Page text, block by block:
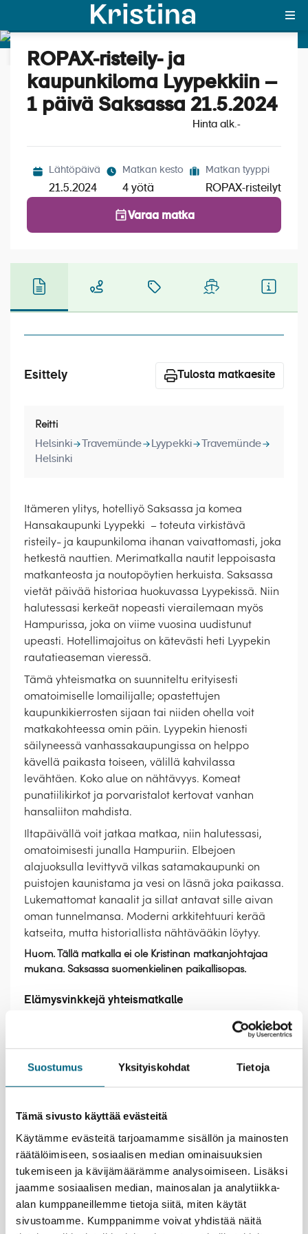
Suostumus Yksityiskohdat Tietoja
Tämä sivusto käyttää evästeitä
Käytämme evästeitä tarjoamamme sisällön ja mainosten
räätälöimiseen, sosiaalisen median ominaisuuksien
tukemiseen ja kävijämäärämme analysoimiseen. Lisäksi
jaamme sosiaalisen median, mainosalan ja analytiikka-
alan kumppaneillemme tietoja siitä, miten käytät
sivustoamme. Kumppanimme voivat yhdistää näitä
MAJAKKA-portaali
Yksin matkalle?
Suosikit
OTA YHTEYTTÄ
Matkakalenteri
Laivat
Meistä
Katso kuvat (5)
ROPAX-risteily- ja
kaupunkiloma Lyypekkiin –
1 päivä Saksassa 21.5.2024
Hinta alk.-
Lähtöpäivä
21.5.2024
Matkan kesto
4 yötä
Matkan tyyppi
ROPAX-risteilyt
Varaa matka
Esittely Tulosta matkaesite
Reitti
Helsinki Travemünde Lyypekki
Travemünde
Helsinki
Itämeren ylitys, hotelliyö Saksassa ja komea
Hansakaupunki Lyypekki – toteuta virkistävä
risteily- ja kaupunkiloma ihanan vaivattomasti, joka
hetkestä nauttien. Merimatkalla nautit leppoisasta
matkanteosta ja noutopöytien herkuista. Saksassa
vietät päivää historiaa huokuvassa Lyypekissä. Niin
halutessasi kerkeät nopeasti vierailemaan myös
Hampurissa, joka on viime vuosina uudistunut
upeasti. Hotellimajoitus on kätevästi heti Lyypekin
rautatieaseman vieressä.
Tämä yhteismatka on suunniteltu erityisesti
omatoimiselle lomailijalle; opastettujen
kaupunkikierrosten sijaan tai niiden ohella voit
matkakohteessa omin päin. Lyypekin hienosti
säilyneessä vanhassakaupungissa on helppo
kävellä paikasta toiseen, välillä kahvilassa
levähtäen. Koko alue on nähtävyys. Komeat
punatiilikirkot ja porvaristalot kertovat vanhan
hansaliiton mahdista.
Iltapäivällä voit jatkaa matkaa, niin halutessasi,
omatoimisesti junalla Hampuriin. Elbejoen
alajuoksulla levittyvä vilkas satamakaupunki on
puistojen kaunistama ja vesi on läsnä joka paikassa.
Lukemattomat kanaalit ja sillat antavat sille aivan
oman tunnelmansa. Moderni arkkitehtuuri kerää
katseita, mutta historiallista nähtävääkin löytyy.
Huom. Tällä matkalla ei ole Kristinan matkanjohtajaa
mukana. Saksassa suomenkielinen paikallisopas.
Elämysvinkkejä yhteismatkalle
Nauti laivalla olosta; Merimaisemien äärellä kiireen
tunne kaikkoaa.
Lyypekin erikoisuus on marsipaani, jota on
valmistettu kaupungissa jo vuosisatojen ajan.
Piipahda tuliaisostoksille Niedereggerin kuuluisaan
herkullisia leivoksia. Kahvilan yläkerrassa toimii
ilmainen marsipaanimuseo.
Kävele Lyypekin viehättävillä mukulakivikaduilla ja
ihaile hyvin säilyneitä keskiaikaisia rakennuksia.
Vanhakaupunki on UNESCO:n
maailmanperintökohde, ja sen kapeilla kaduilla on
paljon nähtävää, kuten viehättäviä pieniä kauppoja,
kahviloita ja ravintoloita..